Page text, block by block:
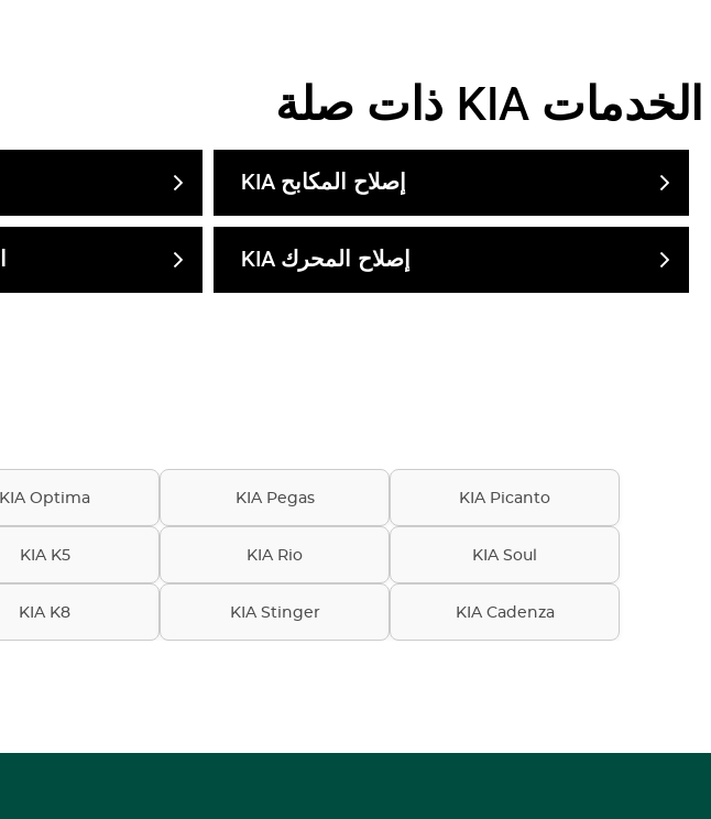
KIA الخدمات
KIA إصلاح المكابح
KIA إصلاح المحرك
KIA Optima KIA Pegas KIA Picanto
KIA K5 KIA Rio KIA Soul
KIA K8 KIA Stinger KIA Cadenza